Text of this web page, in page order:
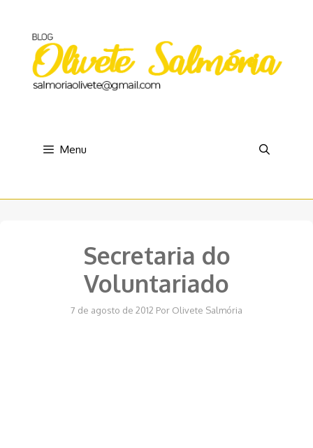
conteúdo
Menu
Secretaria do
Voluntariado
7 de agosto de 2012 Por Olivete Salmória